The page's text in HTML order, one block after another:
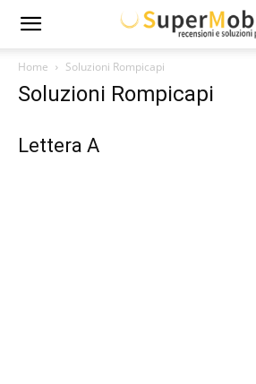
Super
Mobile
Home Soluzioni Rompicapi
Soluzioni Rompicapi
Lettera A